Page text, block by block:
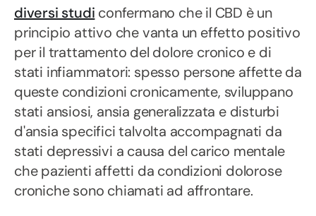
diversi studi confermano che il CBD è un
principio attivo che vanta un effetto positivo
per il trattamento del dolore cronico e di
stati infiammatori: spesso persone affette da
queste condizioni cronicamente, sviluppano
stati ansiosi, ansia generalizzata e disturbi
d'ansia specifici talvolta accompagnati da
stati depressivi a causa del carico mentale
che pazienti affetti da condizioni dolorose
croniche sono chiamati ad affrontare.